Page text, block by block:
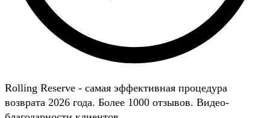
Rolling Reserve - самая эффективная процедура
возврата 2026 года. Более 1000 отзывов. Видео-